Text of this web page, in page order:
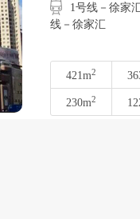
1号线－徐家汇
线－徐家汇
421m2
230m2